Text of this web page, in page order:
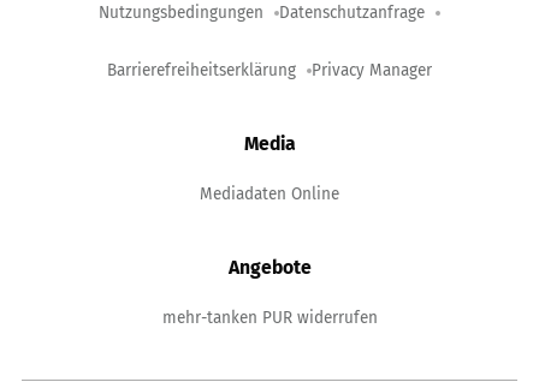
Nutzungsbedingungen Datenschutzanfrage
Barrierefreiheitserklärung Privacy Manager
Media
Mediadaten Online
Angebote
mehr-tanken PUR widerrufen